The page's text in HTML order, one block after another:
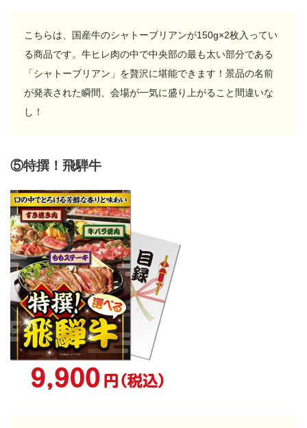
こちらは、国産牛のシャトーブリアンが150g×2枚入ってい
る商品です。牛ヒレ肉の中で中央部の最も太い部分である
「シャトーブリアン」を贅沢に堪能できます！景品の名前
が発表された瞬間、会場が一気に盛り上がること間違いな
し！
⑤特撰！飛騨牛